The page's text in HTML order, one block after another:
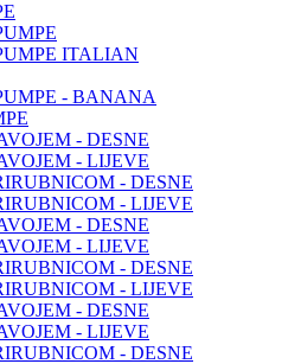
ITALIAN
- BANANA
- DESNE
- LIJEVE
- DESNE
- LIJEVE
- DESNE
- LIJEVE
- DESNE
- LIJEVE
- DESNE
- LIJEVE
- DESNE